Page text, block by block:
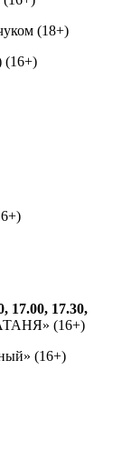
(18+)
(16+)
17.00, 17.30,
(16+)
(16+)